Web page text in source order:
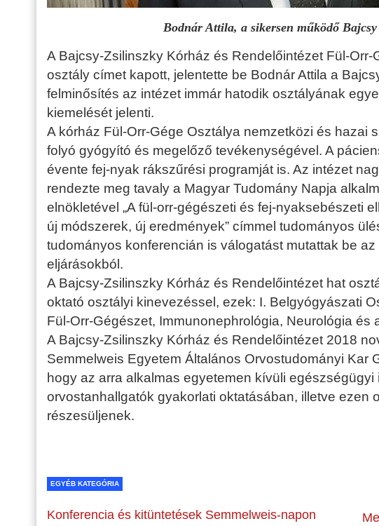
Bodnár Attila, a sikersen működő
A Bajcsy-Zsilinszky Kórház és Rendelőintézet Fül-
osztály címet kapott, jelentette be Bodnár Attila a
felminősítés az intézet immár hatodik osztályának
kiemelését jelenti.
A kórház Fül-Orr-Gége Osztálya nemzetközi és hazai
folyó gyógyító és megelőző tevékenységével. A
évente fej-nyak rákszűrési programját is. Az intézet
rendezte meg tavaly a Magyar Tudomány Napja
elnökletével „A fül-orr-gégészeti és fej-nyaksebészeti
új módszerek, új eredmények” címmel tudományos
tudományos konferencián is válogatást mutattak be
eljárásokból.
A Bajcsy-Zsilinszky Kórház és Rendelőintézet hat
oktató osztályi kinevezéssel, ezek: I. Belgyógyászati
Fül-Orr-Gégészet, Immunonephrológia, Neurológia és
A Bajcsy-Zsilinszky Kórház és Rendelőintézet 2018
Semmelweis Egyetem Általános Orvostudományi Kar
hogy az arra alkalmas egyetemen kívüli
orvostanhallgatók gyakorlati oktatásában, illetve ezen
részesüljenek.
EGYÉB KATEGÓRIA
Konferencia és kitüntetések Semmelweis-napon